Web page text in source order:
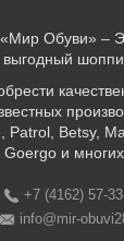
Обуви» –
выгодный
Patrol, Betsy,
Goergo и
+7 (4162) 57-
info@mir-